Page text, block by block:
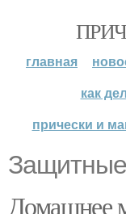
главная
как
прически и
Защитные
Домашнее